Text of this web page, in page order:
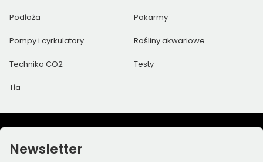
Podłoża Pokarmy
Pompy i cyrkulatory Rośliny akwariowe
Technika CO2 Testy
Tła
Newsletter